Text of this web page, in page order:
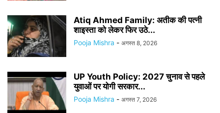
Atiq Ahmed Family: अतीक की पत्नी
शाइस्ता को लेकर फिर उठे...
Pooja Mishra - अगस्त 8, 2026
UP Youth Policy: 2027 चुनाव से पहले
युवाओं पर योगी सरकार...
Pooja Mishra - अगस्त 7, 2026